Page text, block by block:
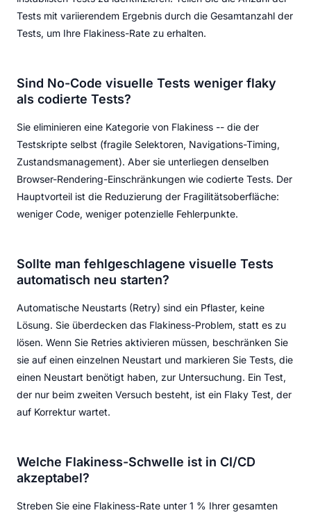
Tests mit variierendem Ergebnis durch die Gesamtanzahl der
Tests, um Ihre Flakiness-Rate zu erhalten.
Sind No-Code visuelle Tests weniger flaky
als codierte Tests?
Sie eliminieren eine Kategorie von Flakiness -- die der
Testskripte selbst (fragile Selektoren, Navigations-Timing,
Zustandsmanagement). Aber sie unterliegen denselben
Browser-Rendering-Einschränkungen wie codierte Tests. Der
Hauptvorteil ist die Reduzierung der Fragilitätsoberfläche:
weniger Code, weniger potenzielle Fehlerpunkte.
Sollte man fehlgeschlagene visuelle Tests
automatisch neu starten?
Automatische Neustarts (Retry) sind ein Pflaster, keine
Lösung. Sie überdecken das Flakiness-Problem, statt es zu
lösen. Wenn Sie Retries aktivieren müssen, beschränken Sie
sie auf einen einzelnen Neustart und markieren Sie Tests, die
einen Neustart benötigt haben, zur Untersuchung. Ein Test,
der nur beim zweiten Versuch besteht, ist ein Flaky Test, der
auf Korrektur wartet.
Welche Flakiness-Schwelle ist in CI/CD
akzeptabel?
Streben Sie eine Flakiness-Rate unter 1 % Ihrer gesamten